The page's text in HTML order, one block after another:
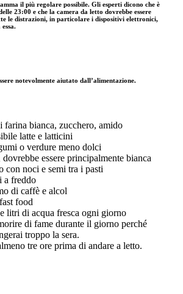
il più regolare possibile. Gli esperti dicono che è
23:00 e che la camera da letto dovrebbe essere
le distrazioni, in particolare i dispositivi elettronici,
notevolmente aiutato dall’alimentazione.
farina bianca, zucchero, amido
latte e latticini
o verdure meno dolci
dovrebbe essere principalmente bianca
con noci e semi tra i pasti
a freddo
di caffè e alcol
food
litri di acqua fresca ogni giorno
di fame durante il giorno perché
troppo la sera.
tre ore prima di andare a letto.